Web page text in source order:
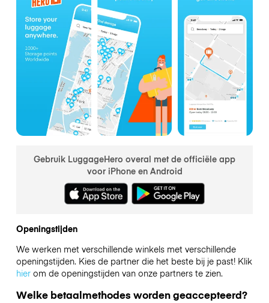
Gebruik LuggageHero overal met de officiële app
voor iPhone en Android
Openingstijden
We werken met verschillende winkels met verschillende
openingstijden. Kies de partner die het beste bij je past! Klik
hierom de openingstijden van onze partners te zien.
Welke betaalmethodes worden geaccepteerd?